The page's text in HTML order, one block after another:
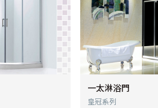
一太淋浴門
皇冠系列